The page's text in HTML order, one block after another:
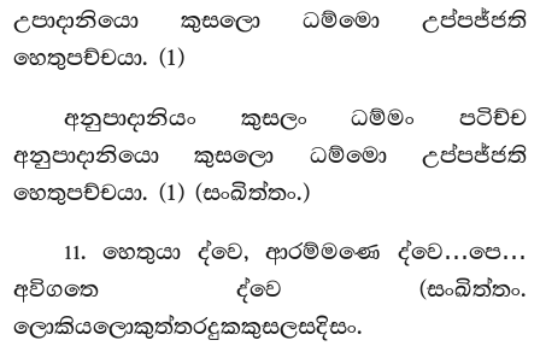
උපාදානියො කුසලො ධම්මො උප්පජ්ජති
හෙතුපච්චයා. (1)
අනුපාදානියං කුසලං ධම්මං පටිච්ච
අනුපාදානියො කුසලො ධම්මො උප්පජ්ජති
හෙතුපච්චයා. (1) (සංඛිත්තං.)
11. හෙතුයා ද්වෙ, ආරම්මණෙ ද්වෙ…පෙ…
අවිගතෙ ද්වෙ (සංඛිත්තං.
ලොකියලොකුත්තරදුකකුසලසදිසං.